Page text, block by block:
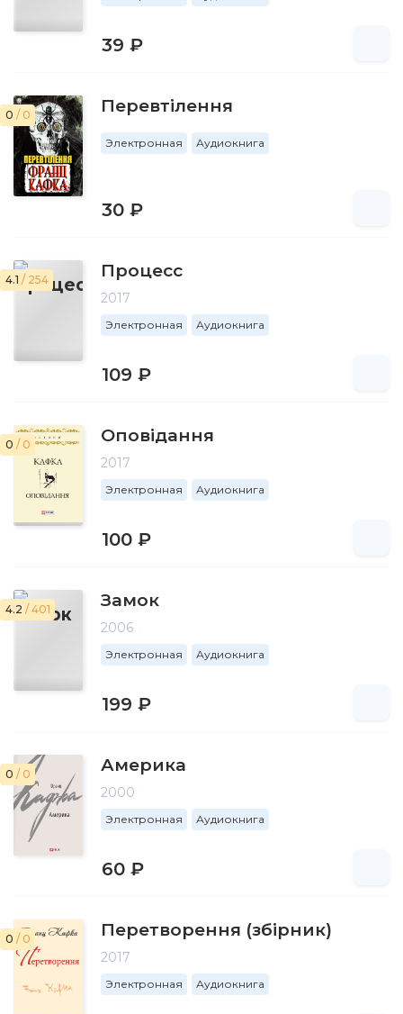
39 ₽
0 / 0 Перевтілення
Электронная Аудиокнига
30 ₽
4.1 / 254 Процесс
2017
Электронная Аудиокнига
109 ₽
0 / 0 Оповідання
2017
Электронная Аудиокнига
100 ₽
4.2 / 401 Замок
2006
Электронная Аудиокнига
199 ₽
0 / 0 Америка
2000
Электронная Аудиокнига
60 ₽
0 / 0 Перетворення (збірник)
2017
Электронная Аудиокнига